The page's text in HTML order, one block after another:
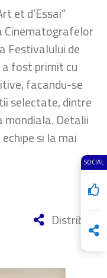
SOCIAL
et d’Essai”
Cinematografelor
Festivalului de
fost primit cu
facandu-se
selectate, dintre
mondiala. Detalii
si la mai
Distribuie